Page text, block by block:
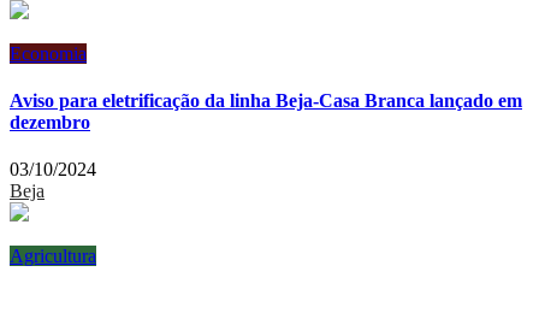
Economia
Aviso para eletrificação da linha Beja-Casa Branca lançado em
dezembro
03/10/2024
Beja
Agricultura